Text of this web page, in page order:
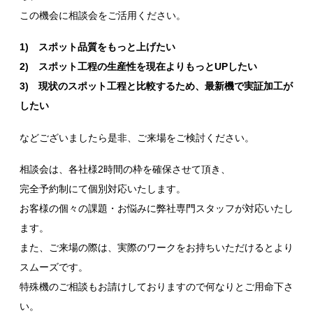
この機会に相談会をご活用ください。
1) スポット品質をもっと上げたい
2) スポット工程の生産性を現在よりもっとUPしたい
3) 現状のスポット工程と比較するため、最新機で実証加工が
したい
などございましたら是非、ご来場をご検討ください。
相談会は、各社様2時間の枠を確保させて頂き、
完全予約制にて個別対応いたします。
お客様の個々の課題・お悩みに弊社専門スタッフが対応いたし
ます。
また、ご来場の際は、実際のワークをお持ちいただけるとより
スムーズです。
特殊機のご相談もお請けしておりますので何なりとご用命下さ
い。